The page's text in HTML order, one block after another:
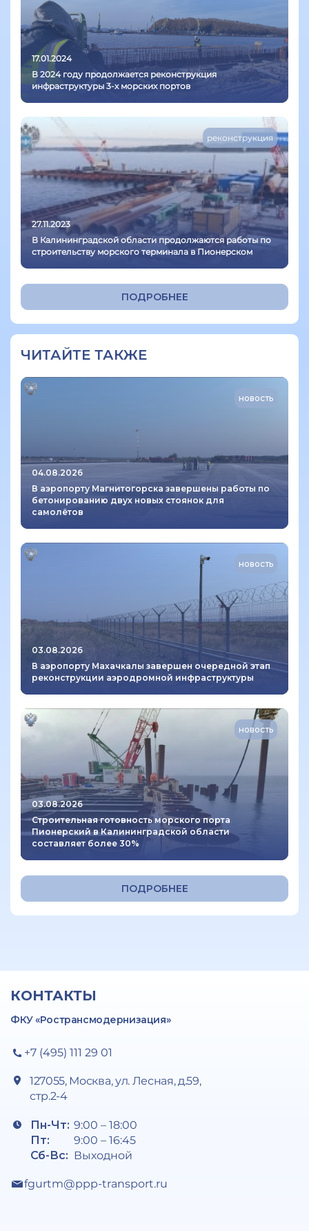
17.01.2024
В 2024 году продолжается реконструкция
инфраструктуры 3-х морских портов
реконструкция
27.11.2023
В Калининградской области продолжаются работы по
строительству морского терминала в Пионерском
ПОДРОБНЕЕ
ЧИТАЙТЕ ТАКЖЕ
новость
04.08.2026
В аэропорту Магнитогорска завершены работы по
бетонированию двух новых стоянок для
самолётов
новость
03.08.2026
В аэропорту Махачкалы завершен очередной этап
реконструкции аэродромной инфраструктуры
новость
03.08.2026
Строительная готовность морского порта
Пионерский в Калининградской области
составляет более 30%
ПОДРОБНЕЕ
КОНТАКТЫ
ФКУ «Ространсмодернизация»
+7 (495) 111 29 01
127055, Москва, ул. Лесная, д.59,
стр.2-4
Пн-Чт:
Пт:
Сб-Вс:
9:00 – 18:00
9:00 – 16:45
Выходной
fgurtm@ppp-transport.ru